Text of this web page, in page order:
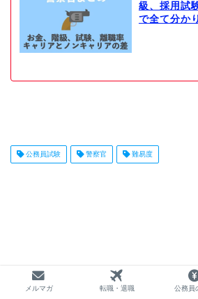
級、採用試
で全て分か
公務員試験 警察官 難易度
メルマガ 転職・退職 公務員